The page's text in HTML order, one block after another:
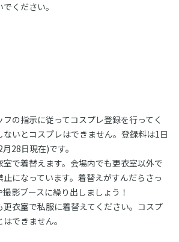
ください。
の指示に従ってコスプレ登録を行ってく
いとコスプレはできません。登録料は1日
28日現在)です。
で着替えます。会場内でも更衣室以外で
になっています。着替えがすんだらさっ
影ブースに繰り出しましょう！
衣室で私服に着替えてください。コスプ
できません。